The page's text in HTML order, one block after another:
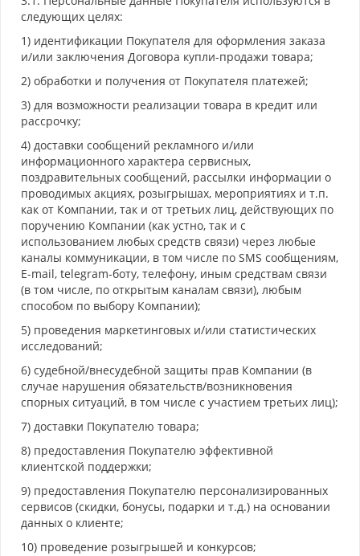
следующих целях:
1) идентификации Покупателя для оформления заказа
и/или заключения Договора купли-продажи товара;
2) обработки и получения от Покупателя платежей;
3) для возможности реализации товара в кредит или
рассрочку;
4) доставки сообщений рекламного и/или
информационного характера сервисных,
поздравительных сообщений, рассылки информации о
проводимых акциях, розыгрышах, мероприятиях и т.п.
как от Компании, так и от третьих лиц, действующих по
поручению Компании (как устно, так и с
использованием любых средств связи) через любые
каналы коммуникации, в том числе по SМS сообщениям,
E-mail, telegram-боту, телефону, иным средствам связи
(в том числе, по открытым каналам связи), любым
способом по выбору Компании);
5) проведения маркетинговых и/или статистических
исследований;
6) судебной/внесудебной защиты прав Компании (в
случае нарушения обязательств/возникновения
спорных ситуаций, в том числе с участием третьих лиц);
7) доставки Покупателю товара;
8) предоставления Покупателю эффективной
клиентской поддержки;
9) предоставления Покупателю персонализированных
сервисов (скидки, бонусы, подарки и т.д.) на основании
данных о клиенте;
10) проведение розыгрышей и конкурсов;